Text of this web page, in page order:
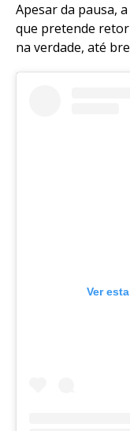
Apesar da pausa,
que pretende
na verdade, até
Ver